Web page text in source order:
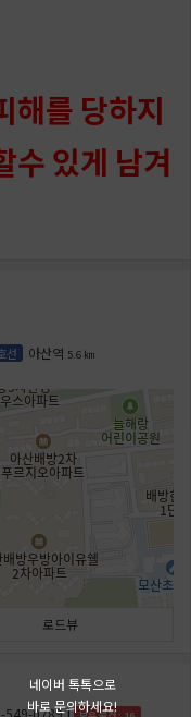
네이버 톡톡으로
바로 문의하세요!
해를 당하지
수 있게 남겨
선 아산역 5.6 ㎞
로드뷰
549-0789]